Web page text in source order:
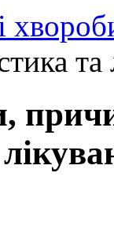
та